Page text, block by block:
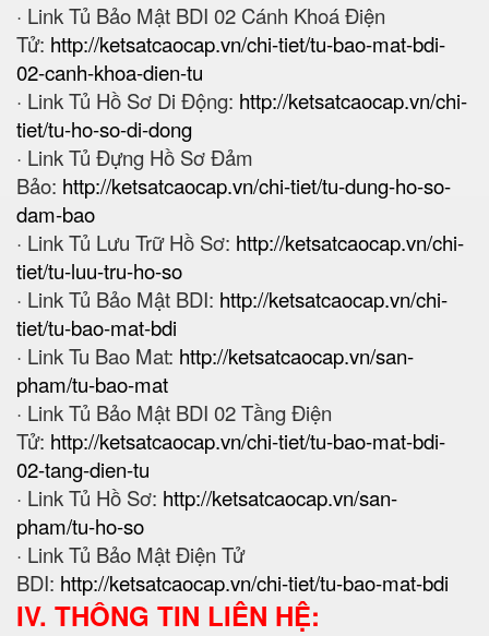
· Link Tủ Bảo Mật BDI 02 Cánh Khoá Điện
Tử: http://ketsatcaocap.vn/chi-tiet/tu-bao-mat-bdi-
02-canh-khoa-dien-tu
· Link Tủ Hồ Sơ Di Động: http://ketsatcaocap.vn/chi-
tiet/tu-ho-so-di-dong
· Link Tủ Đựng Hồ Sơ Đảm
Bảo: http://ketsatcaocap.vn/chi-tiet/tu-dung-ho-so-
dam-bao
· Link Tủ Lưu Trữ Hồ Sơ: http://ketsatcaocap.vn/chi-
tiet/tu-luu-tru-ho-so
· Link Tủ Bảo Mật BDI: http://ketsatcaocap.vn/chi-
tiet/tu-bao-mat-bdi
· Link Tu Bao Mat: http://ketsatcaocap.vn/san-
pham/tu-bao-mat
· Link Tủ Bảo Mật BDI 02 Tầng Điện
Tử: http://ketsatcaocap.vn/chi-tiet/tu-bao-mat-bdi-
02-tang-dien-tu
· Link Tủ Hồ Sơ: http://ketsatcaocap.vn/san-
pham/tu-ho-so
· Link Tủ Bảo Mật Điện Tử
BDI: http://ketsatcaocap.vn/chi-tiet/tu-bao-mat-bdi
IV. THÔNG TIN LIÊN HỆ: